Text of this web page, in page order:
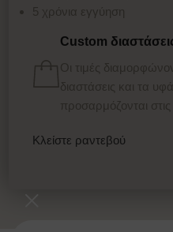
5 χρόνια εγγύηση
Custom
Οι τιμές
διαστάσεις και τα
προσαρμόζονται στις
Κλείστε ραντεβού